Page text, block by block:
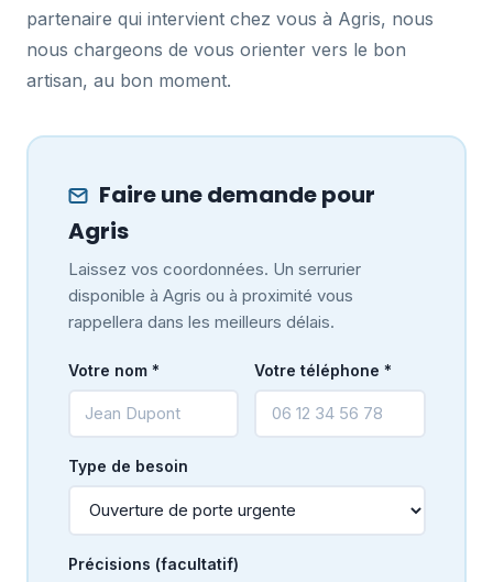
partenaire qui intervient chez vous à Agris, nous
nous chargeons de vous orienter vers le bon
artisan, au bon moment.
Faire une demande pour
Agris
Laissez vos coordonnées. Un serrurier
disponible à Agris ou à proximité vous
rappellera dans les meilleurs délais.
Votre nom * Votre téléphone *
Type de besoin
Précisions (facultatif)